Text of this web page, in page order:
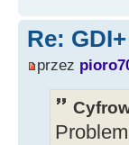
Re:
przez